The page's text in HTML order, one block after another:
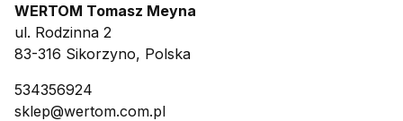
WERTOM Tomasz Meyna
ul. Rodzinna 2
83-316 Sikorzyno, Polska
534356924
sklep@wertom.com.pl